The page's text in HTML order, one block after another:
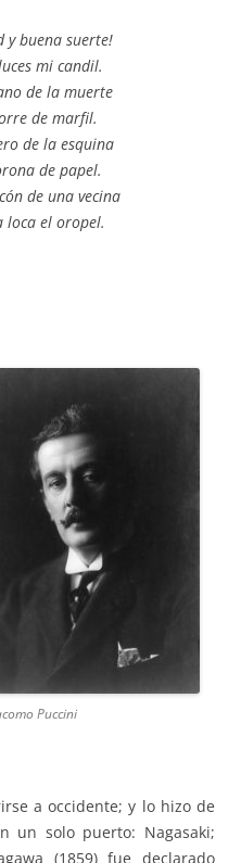
y buena suerte!
mi candil.
de la muerte
de marfil.
de la esquina
de papel.
de una vecina
loca el oropel.
Puccini
a occidente; y lo hizo de
un solo puerto: Nagasaki;
(1859) fue declarado